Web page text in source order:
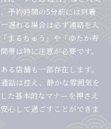
予約時間の5分前には到着
遅れる場合は必ず連絡を入
まるちゅう」や「ゆたか寿
帯は特に注意が必要です。
る店舗も一部存在します。
話は控え、静かな雰囲気を
た基本的なマナーを押さえ
心して過ごすことができま